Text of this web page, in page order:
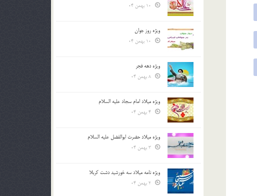
ویژه روز جوان
ویژه دهه فجر
ویژه میلاد امام سجاد علیه السلام
ویژه میلاد حضرت ابوالفضل علیه السلام
ویژه نامه میلاد سه خورشید دشت کربلا